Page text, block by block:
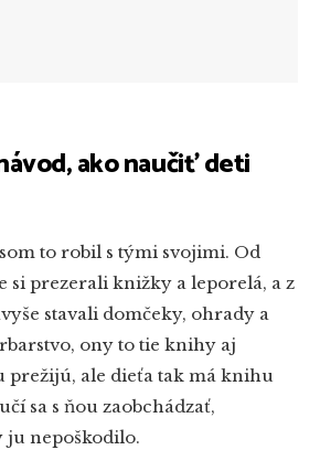
ako naučiť deti
to robil s tými svojimi. Od
si prezerali knižky a leporelá, a z
stavali domčeky, ohrady a
ony to tie knihy aj
prežijú, ale dieťa tak má knihu
sa s ňou zaobchádzať,
ju nepoškodilo.